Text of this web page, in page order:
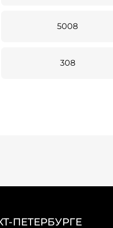
5008
308
ПЕТЕРБУРГЕ